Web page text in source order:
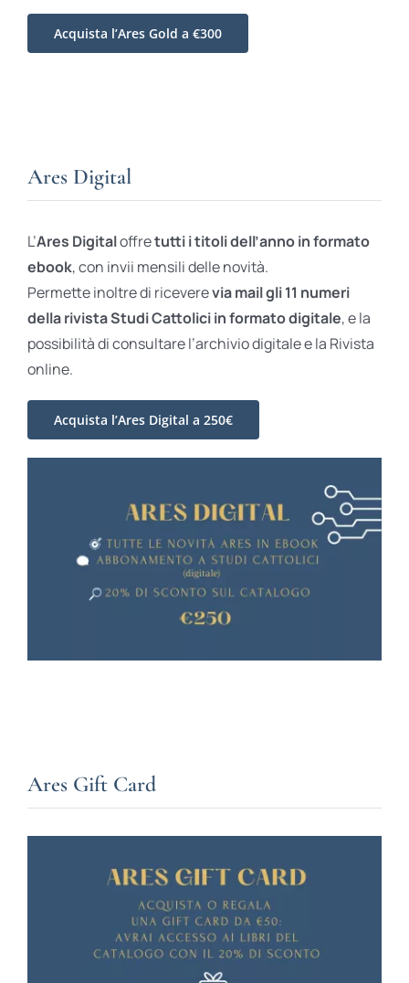
Acquista l’Ares Gold a €300
Ares Digital
L’Ares Digitaloffretutti i titoli dell’anno in formato
ebook, con invii mensili delle novità.
Permette inoltre di riceverevia mail gli 11 numeri
della rivista Studi Cattolici in formato digitale, e la
possibilità di consultare l’archivio digitale e la Rivista
online.
Acquista l’Ares Digital a 250€
Ares Gift Card